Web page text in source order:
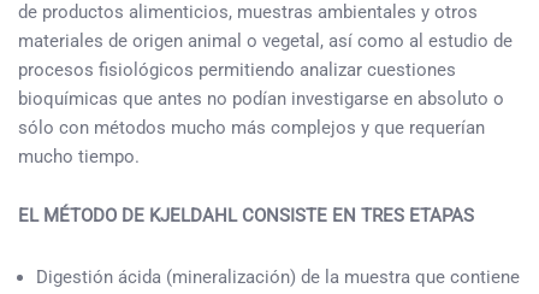
de productos alimenticios, muestras ambientales y otros
materiales de origen animal o vegetal, así como al estudio de
procesos fisiológicos permitiendo analizar cuestiones
bioquímicas que antes no podían investigarse en absoluto o
sólo con métodos mucho más complejos y que requerían
mucho tiempo.
EL MÉTODO DE KJELDAHL CONSISTE EN TRES ETAPAS
Digestión ácida (mineralización) de la muestra que contiene